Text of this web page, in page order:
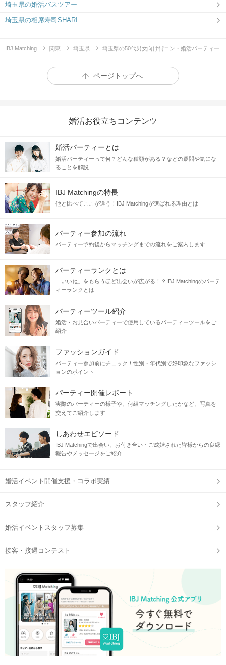
埼玉県の婚活バスツアー
埼玉県の相席寿司SHARI
IBJ Matching 関東 埼玉県 埼玉県の50代男女向け街コン・婚活パーティー
ページトップへ
婚活お役立ちコンテンツ
婚活パーティーとは
婚活パーティーって何？どんな種類がある？などの疑問や気にな
ることを解説
IBJ Matchingの特長
他と比べてここが違う！IBJ Matchingが選ばれる理由とは
パーティー参加の流れ
パーティー予約後からマッチングまでの流れをご案内します
パーティーランクとは
「いいね」をもらうほど出会いが広がる！？IBJ Matchingのパーテ
ィーランクとは
パーティーツール紹介
婚活・お見合いパーティーで使用しているパーティーツールをご
紹介
ファッションガイド
パーティー参加前にチェック！性別・年代別で好印象なファッシ
ョンのポイント
パーティー開催レポート
実際のパーティーの様子や、何組マッチングしたかなど、写真を
交えてご紹介します
しあわせエピソード
IBJ Matchingで出会い、お付き合い・ご成婚された皆様からの良縁
報告やメッセージをご紹介
婚活イベント開催支援・コラボ実績
スタッフ紹介
婚活イベントスタッフ募集
接客・接遇コンテスト